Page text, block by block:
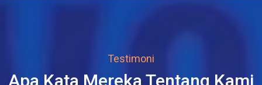
Testimoni
Apa Kata Mereka Tentang Kami